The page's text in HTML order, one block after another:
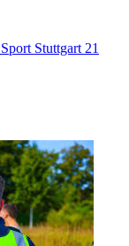
Sport Stuttgart 21